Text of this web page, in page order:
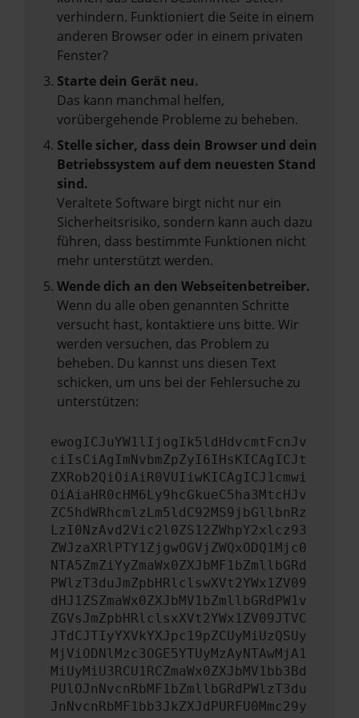
verhindern. Funktioniert die Seite in einem
anderen Browser oder in einem privaten
Fenster?
Starte dein Gerät neu.
Das kann manchmal helfen,
vorübergehende Probleme zu beheben.
Stelle sicher, dass dein Browser und dein
Betriebssystem auf dem neuesten Stand
sind.
Veraltete Software birgt nicht nur ein
Sicherheitsrisiko, sondern kann auch dazu
führen, dass bestimmte Funktionen nicht
mehr unterstützt werden.
Wende dich an den Webseitenbetreiber.
Wenn du alle oben genannten Schritte
versucht hast, kontaktiere uns bitte. Wir
werden versuchen, das Problem zu
beheben. Du kannst uns diesen Text
schicken, um uns bei der Fehlersuche zu
unterstützen:
ewogICJuYW1lIjogIk5ldHdvcmtFcnJv
ciIsCiAgImNvbmZpZyI6IHsKICAgICJt
ZXRob2QiOiAiR0VUIiwKICAgICJ1cmwi
OiAiaHR0cHM6Ly9hcGkueC5ha3MtcHJv
ZC5hdWRhcmlzLm5ldC92MS9jbGllbnRz
LzI0NzAvd2Vic2l0ZS12ZWhpY2xlcz93
ZWJzaXRlPTY1ZjgwOGVjZWQxODQ1Mjc0
NTA5ZmZiYyZmaWx0ZXJbMF1bZmllbGRd
PWlzT3duJmZpbHRlclswXVt2YWx1ZV09
dHJ1ZSZmaWx0ZXJbMV1bZmllbGRdPW1v
ZGVsJmZpbHRlclsxXVt2YWx1ZV09JTVC
JTdCJTIyYXVkYXJpc19pZCUyMiUzQSUy
MjViODNlMzc3OGE5YTUyMzAyNTAwMjA1
MiUyMiU3RCU1RCZmaWx0ZXJbMV1bb3Bd
PUlOJnNvcnRbMF1bZmllbGRdPWlzT3du
JnNvcnRbMF1bb3JkZXJdPURFU0Mmc29y